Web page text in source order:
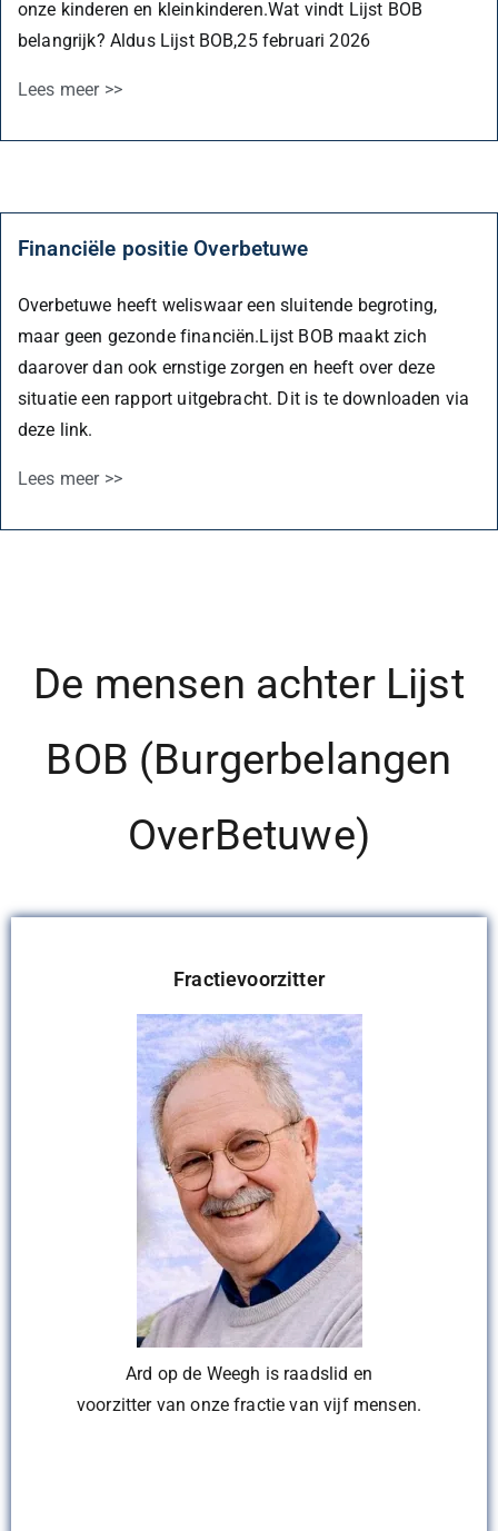
onze kinderen en kleinkinderen.Wat vindt Lijst BOB
belangrijk? Aldus Lijst BOB,25 februari 2026
Lees meer >>
Financiële positie Overbetuwe
Overbetuwe heeft weliswaar een sluitende begroting,
maar geen gezonde financiën.Lijst BOB maakt zich
daarover dan ook ernstige zorgen en heeft over deze
situatie een rapport uitgebracht. Dit is te downloaden via
deze link.
Lees meer >>
De mensen achter Lijst
BOB (Burgerbelangen
OverBetuwe)
Fractievoorzitter
Ard op de Weegh is raadslid en
voorzitter van onze fractie van vijf mensen.